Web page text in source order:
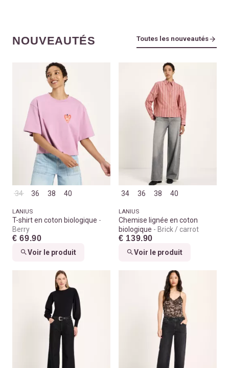
NOUVEAUTÉS Toutes les nouveautés
34 36 38 40
LANIUS
T-shirt en coton biologique
Berry
€ 69.90
Voir le produit
34 36 38 40
LANIUS
Chemise lignée en coton
biologique
Brick / carrot
€ 139.90
Voir le produit